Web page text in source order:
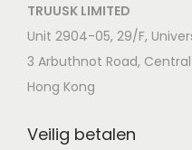
TRUUSK LIMITED
Unit 2904-05, 29/F,
3 Arbuthnot Road, Central
Hong Kong
Veilig betalen